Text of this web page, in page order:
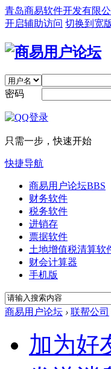
青岛商易软件开发有限公
开启辅助访问 切换到宽
密码
只需一步，快速开始
快捷导航
商易用户论坛BBS
财务软件
税务软件
进销存
票据软件
土地增值税清算软
财会计算器
手机版
商易用户论坛 › 联帮公司
加为好